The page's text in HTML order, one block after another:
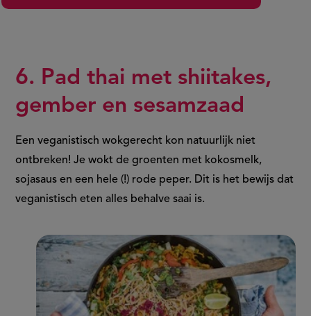
6. Pad thai met shiitakes,
gember en sesamzaad
Een veganistisch wokgerecht kon natuurlijk niet
ontbreken! Je wokt de groenten met kokosmelk,
sojasaus en een hele (!) rode peper. Dit is het bewijs dat
veganistisch eten alles behalve saai is.